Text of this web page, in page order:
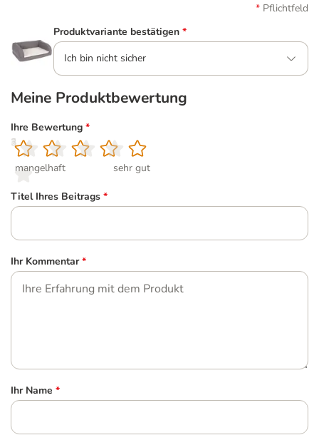
Pflichtfeld
Produktvariante bestätigen *
Ich bin nicht sicher
Meine Produktbewertung
Ihre Bewertung *
1
mangelhaft
2
3
4
5
sehr gut
Titel Ihres Beitrags *
Ihr Kommentar *
Ihr Name *